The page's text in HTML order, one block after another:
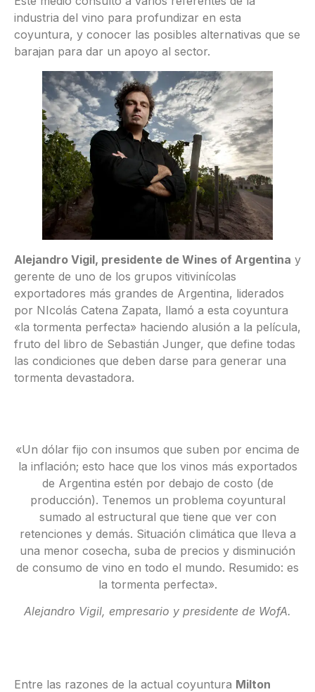
industria del vino para profundizar en esta
coyuntura, y conocer las posibles alternativas que se
barajan para dar un apoyo al sector.
Alejandro Vigil, presidente de Wines of Argentina y
gerente de uno de los grupos vitivinícolas
exportadores más grandes de Argentina, liderados
por NIcolás Catena Zapata, llamó a esta coyuntura
«la tormenta perfecta» haciendo alusión a la película,
fruto del libro de Sebastián Junger, que define todas
las condiciones que deben darse para generar una
tormenta devastadora.
«Un dólar fijo con insumos que suben por encima de
la inflación; esto hace que los vinos más exportados
de Argentina estén por debajo de costo (de
producción). Tenemos un problema coyuntural
sumado al estructural que tiene que ver con
retenciones y demás. Situación climática que lleva a
una menor cosecha, suba de precios y disminución
de consumo de vino en todo el mundo. Resumido: es
la tormenta perfecta».
Alejandro Vigil, empresario y presidente de WofA.
Entre las razones de la actual coyuntura Milton